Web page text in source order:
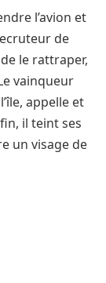
l’avion et
de
le rattraper,
vainqueur
appelle et
il teint ses
un visage de